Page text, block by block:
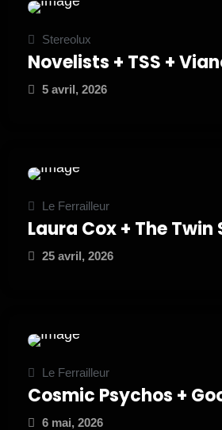
Stereolux
Novelists + TSS +
5 avril, 2026
Le Ferrailleur
Laura Cox + The Twin
25 avril, 2026
Le Ferrailleur
Cosmic Psychos +
6 mai, 2026